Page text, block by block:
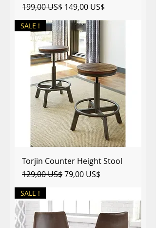
Precio
199,00 US$ Precio de oferta
149,00 US$
SALE !
Torjin Counter Height Stool
Precio
129,00 US$Precio de oferta
79,00 US$
SALE !